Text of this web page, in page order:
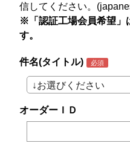
信してください。
※「認証工場会員希望」
す。
件名(タイトル)
オーダーＩＤ